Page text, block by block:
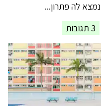
לה פתרון...
3 תגובות